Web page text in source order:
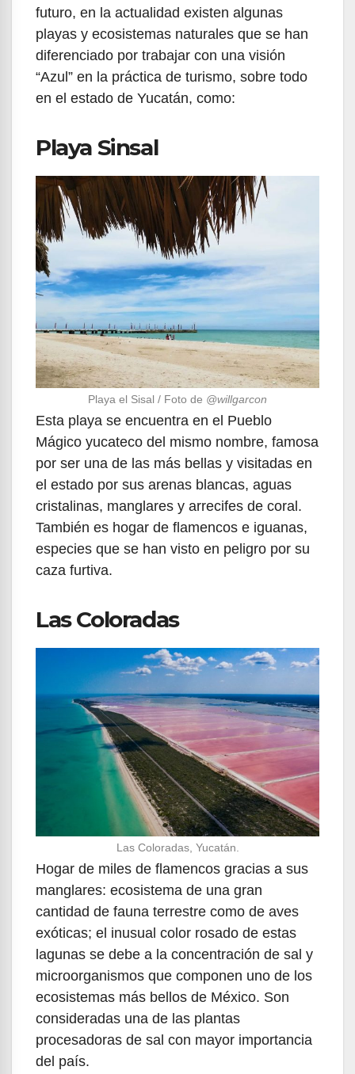
futuro, en la actualidad existen algunas
playas y ecosistemas naturales que se han
diferenciado por trabajar con una visión
“Azul” en la práctica de turismo, sobre todo
en el estado de Yucatán, como:
Playa Sinsal
Playa el Sisal / Foto de @willgarcon
Esta playa se encuentra en el Pueblo
Mágico yucateco del mismo nombre, famosa
por ser una de las más bellas y visitadas en
el estado por sus arenas blancas, aguas
cristalinas, manglares y arrecifes de coral.
También es hogar de flamencos e iguanas,
especies que se han visto en peligro por su
caza furtiva.
Las Coloradas
Las Coloradas, Yucatán.
Hogar de miles de flamencos gracias a sus
manglares: ecosistema de una gran
cantidad de fauna terrestre como de aves
exóticas; el inusual color rosado de estas
lagunas se debe a la concentración de sal y
microorganismos que componen uno de los
ecosistemas más bellos de México. Son
consideradas una de las plantas
procesadoras de sal con mayor importancia
del país.